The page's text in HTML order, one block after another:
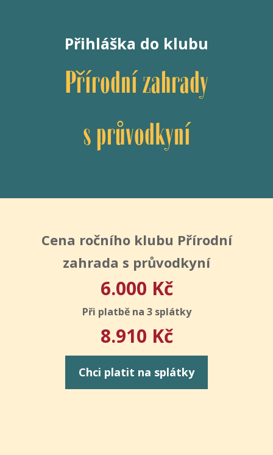
Přihláška do klubu
Přírodní zahrady
s průvodkyní
Cena ročního klubu Přírodní
zahrada s průvodkyní
6.000 Kč
Při platbě na 3 splátky
8.910 Kč
Chci platit na splátky